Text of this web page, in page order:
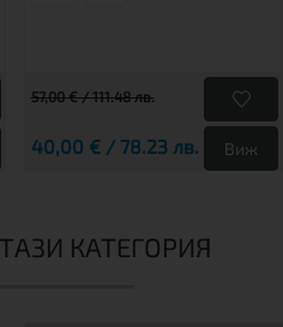
57,00 € / 111.48 лв.
40,00 € / 78.23 лв. Виж
КАТЕГОРИЯ